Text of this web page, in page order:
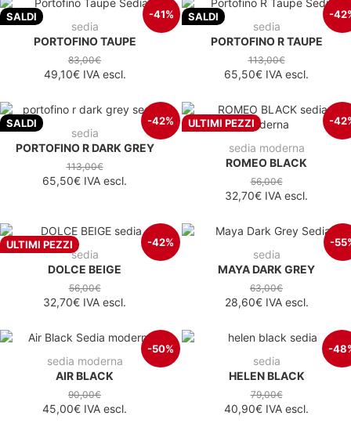
SALDI -41%
sedia
PORTOFINO TAUPE
83,00€
49,10€IVA escl.
SALDI -
sedia
PORTOFINO R TAUPE
113,00€
65,50€ IVA escl.
SALDI -42%
sedia
PORTOFINO R DARK GREY
113,00€
65,50€ IVA escl.
ULTIMI PEZZI -
sedia moderna
ROMEO BLACK
56,00€
32,70€ IVA escl.
ULTIMI PEZZI -42%
sedia
DOLCE BEIGE
56,00€
32,70€ IVA escl.
-
sedia
MAYA DARK GREY
63,00€
28,60€IVA escl.
-50%
sedia moderna
AIR BLACK
90,00€
45,00€ IVA escl.
-
sedia
HELEN BLACK
79,00€
40,90€ IVA escl.